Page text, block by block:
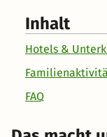
Inhalt
Hotels &
FAQ